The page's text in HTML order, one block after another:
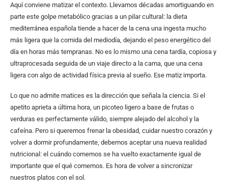
Aquí conviene matizar el contexto. Llevamos décadas amortiguando en
parte este golpe metabólico gracias a un pilar cultural: la dieta
mediterránea española tiende a hacer de la cena una ingesta mucho
más ligera que la comida del mediodía, dejando el peso energético del
día en horas más tempranas. No es lo mismo una cena tardía, copiosa y
ultraprocesada seguida de un viaje directo a la cama, que una cena
ligera con algo de actividad física previa al sueño. Ese matiz importa.
Lo que no admite matices es la dirección que señala la ciencia. Si el
apetito aprieta a última hora, un picoteo ligero a base de frutas o
verduras es perfectamente válido, siempre alejado del alcohol y la
cafeína. Pero si queremos frenar la obesidad, cuidar nuestro corazón y
volver a dormir profundamente, debemos aceptar una nueva realidad
nutricional: el cuándo comemos se ha vuelto exactamente igual de
importante que el qué comemos. Es hora de volver a sincronizar
nuestros platos con el sol.